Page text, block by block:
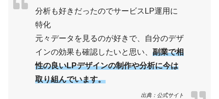
分析も好きだったのでサービスLP運用に
特化
元々データを見るのが好きで、自分のデザ
インの効果も確認したいと思い、 副業で相
性の良いLPデザインの制作や分析に今は
取り組んでいます。
出典：公式サイト